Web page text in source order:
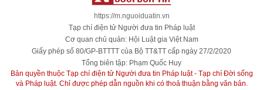
https://m.nguoiduatin.vn
Tạp chí điện tử Người đưa tin Pháp luật
Cơ quan chủ quản: Hội Luật gia Việt Nam
Giấy phép số 80/GP-BTTTT của Bộ TT&TT cấp ngày 27/2/2020
Tổng biên tập: Phạm Quốc Huy
Bản quyền thuộc Tạp chí điện tử Người đưa tin Pháp luật - Tạp chí Đời sống
và Pháp luật. Chỉ được phép dẫn nguồn khi có thoả thuận bằng văn bản.